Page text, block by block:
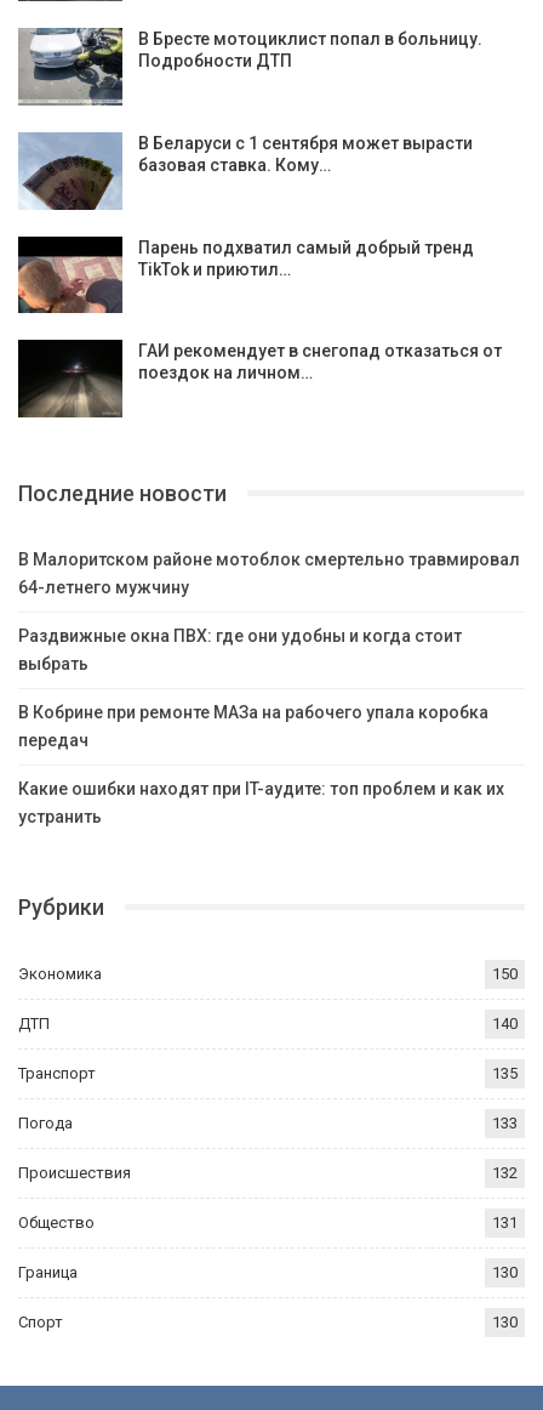
В Бресте мотоциклист попал в больницу.
Подробности ДТП
В Беларуси с 1 сентября может вырасти
базовая ставка. Кому…
Парень подхватил самый добрый тренд
TikTok и приютил…
ГАИ рекомендует в снегопад отказаться от
поездок на личном…
Последние новости
В Малоритском районе мотоблок смертельно травмировал
64-летнего мужчину
Раздвижные окна ПВХ: где они удобны и когда стоит
выбрать
В Кобрине при ремонте МАЗа на рабочего упала коробка
передач
Какие ошибки находят при IT-аудите: топ проблем и как их
устранить
Рубрики
Экономика 150
ДТП 140
Транспорт 135
Погода 133
Происшествия 132
Общество 131
Граница 130
Спорт 130